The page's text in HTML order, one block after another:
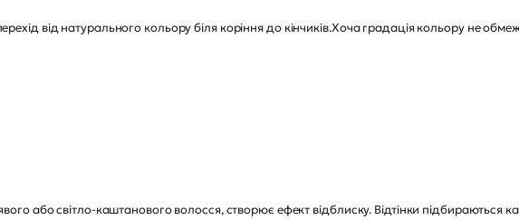
від натурального кольору біля коріння до кінчиків.Хоча градація кольору не
або світло-каштанового волосся, створює ефект відблиску. Відтінки підбираються